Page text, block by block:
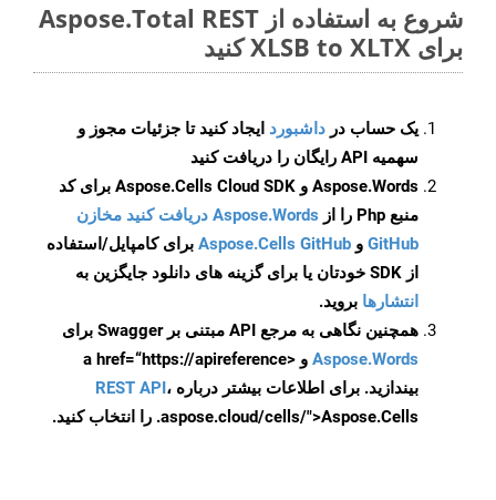
شروع به استفاده از Aspose.Total REST
برای XLSB to XLTX کنید
یک حساب در داشبورد ایجاد کنید تا جزئیات مجوز و
سهمیه API رایگان را دریافت کنید
Aspose.Words و Aspose.Cells Cloud SDK برای کد
منبع Php را از
Aspose.Words دریافت کنید مخازن
GitHub و Aspose.Cells GitHub برای کامپایل/استفاده
از SDK خودتان یا برای گزینه های دانلود جایگزین به
انتشارها بروید.
همچنین نگاهی به مرجع API مبتنی بر Swagger برای
Aspose.Words
و <a href=“https://apireference
بیندازید. برای اطلاعات بیشتر درباره REST API،
.aspose.cloud/cells/">Aspose.Cells را انتخاب کنید.